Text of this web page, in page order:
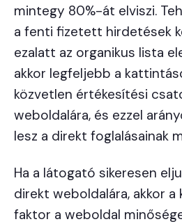
mintegy 80%-át elviszi.
a fenti fizetett hirdetések
ezalatt az organikus lista
akkor legfeljebb a
közvetlen értékesítési
weboldalára, és ezzel
lesz a direkt foglalásainak
Ha a látogató sikeresen
direkt weboldalára, akkor
faktor a weboldal